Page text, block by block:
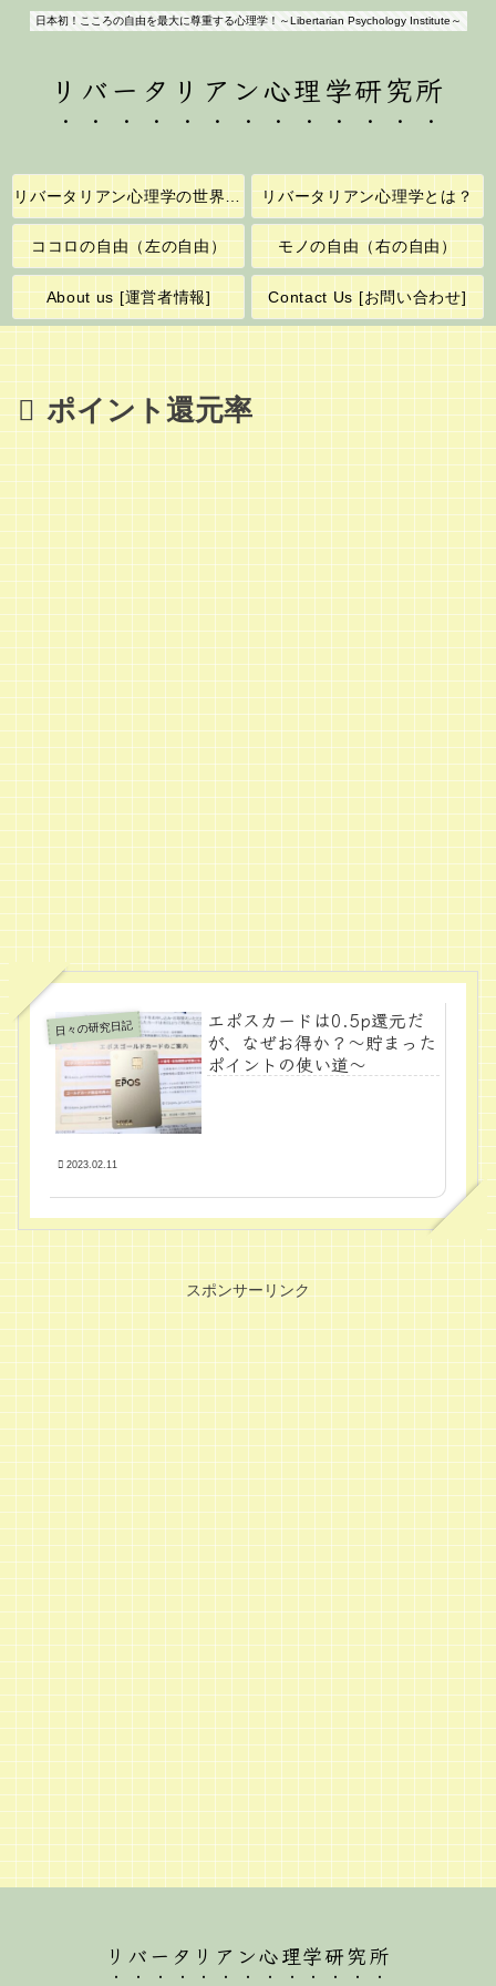
日本初！こころの自由を最大に尊重する心理学！～Libertarian Psychology Institute～
リバータリアン心理学研究所
リバータリアン心理学の世界へようこそ！ リバータリアン心理学とは？
ココロの自由（左の自由） モノの自由（右の自由）
About us [運営者情報] Contact Us [お問い合わせ]
ポイント還元率
日々の研究日記
エポスカードは0.5p還元だ
が、なぜお得か？～貯まった
ポイントの使い道～
2023.02.11
スポンサーリンク
リバータリアン心理学研究所